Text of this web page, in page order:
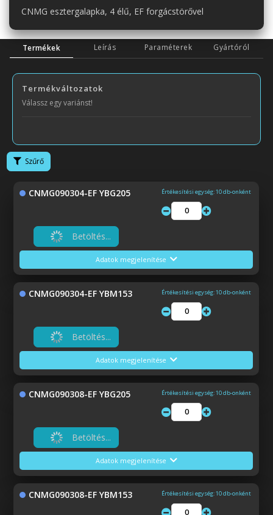
CNMG esztergalapka, 4 élű, EF forgácstörővel
Termékek Leírás Paraméterek Gyártóról
Termékváltozatok
Válassz egy variánst!
Szűrő
CNMG090304-EF YBG205
Betöltés...
Értékesítési egység: 10 db-onként
Adatok megjelenítése
CNMG090304-EF YBM153
Betöltés...
Értékesítési egység: 10 db-onként
Adatok megjelenítése
CNMG090308-EF YBG205
Betöltés...
Értékesítési egység: 10 db-onként
Adatok megjelenítése
CNMG090308-EF YBM153 Értékesítési egység: 10 db-onként